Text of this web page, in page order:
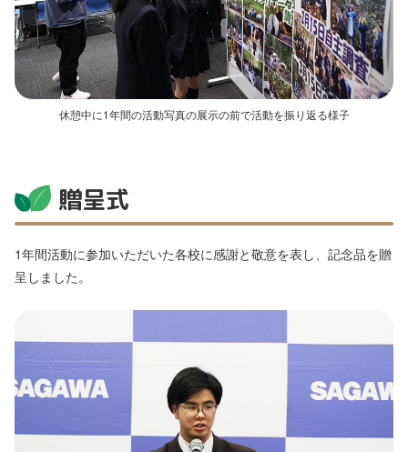
休憩中に1年間の活動写真の展示の前で活動を振り返る様子
贈呈式
1年間活動に参加いただいた各校に感謝と敬意を表し、記念品を贈
呈しました。